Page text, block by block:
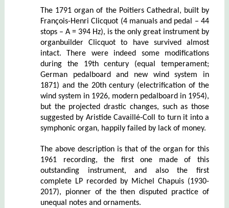
The 1791 organ of the Poitiers Cathedral, built by
François-Henri Clicquot (4 manuals and pedal – 44
stops – A = 394 Hz), is the only great instrument by
organbuilder Clicquot to have survived almost
intact. There were indeed some modifications
during the 19th century (equal temperament;
German pedalboard and new wind system in
1871) and the 20th century (electrification of the
wind system in 1926, modern pedalboard in 1954),
but the projected drastic changes, such as those
suggested by Aristide Cavaillé-Coll to turn it into a
symphonic organ, happily failed by lack of money.
The above description is that of the organ for this
1961 recording, the first one made of this
outstanding instrument, and also the first
complete LP recorded by Michel Chapuis (1930-
2017), pionner of the then disputed practice of
unequal notes and ornaments.